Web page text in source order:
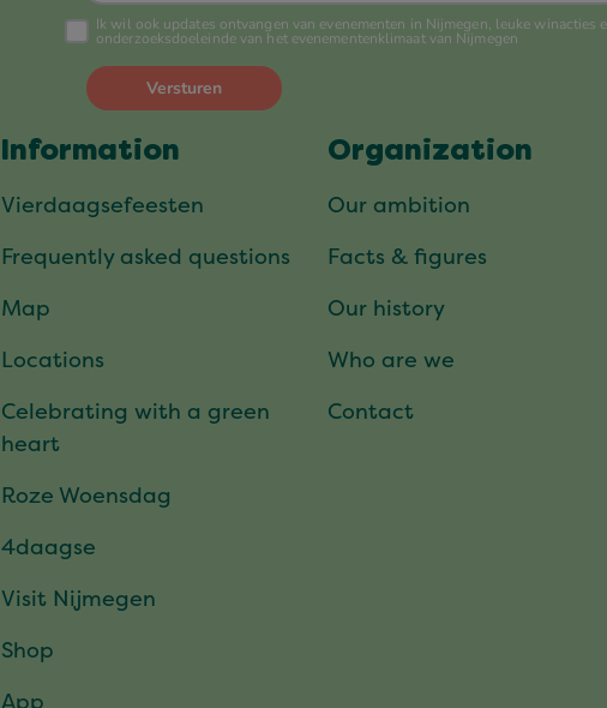
Information
Vierdaagsefeesten
Frequently asked questions
Map
Locations
Celebrating with a green
heart
Roze Woensdag
4daagse
Visit Nijmegen
Shop
App
Organization
Our ambition
Facts & figures
Our history
Who are we
Contact